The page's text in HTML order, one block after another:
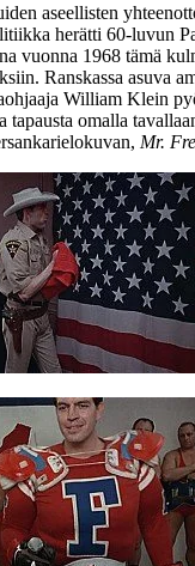
aseellisten
herätti 60‑luvun
vuonna 1968 tämä
Ranskassa asuva
William Klein
tapausta omalla
Mr.